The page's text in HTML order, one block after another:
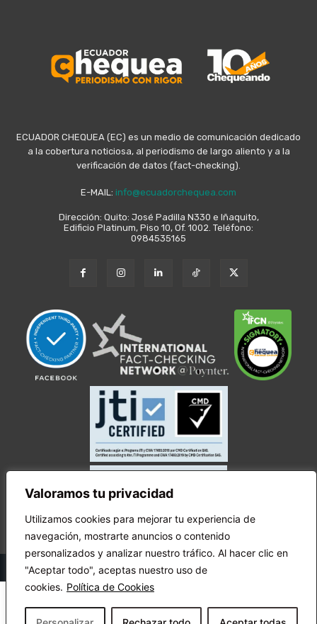
Valoramos tu privacidad
Utilizamos cookies para mejorar tu experiencia de
navegación, mostrarte anuncios o contenido
personalizados y analizar nuestro tráfico. Al hacer clic en
"Aceptar todo", aceptas nuestro uso de
cookies. Política de Cookies
ECUADOR CHEQUEA (EC) es un medio de comunicación dedicado
a la cobertura noticiosa, al periodismo de largo aliento y a la
verificación de datos (fact-checking).
E-MAIL: info@ecuadorchequea.com
Dirección: Quito: José Padilla N330 e Iñaquito,
Edificio Platinum, Piso 10, Of. 1002. Teléfono:
0984535165
© Copyright Ecuador Chequea 2025.